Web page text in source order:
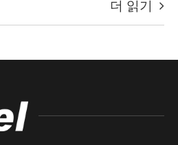
더 읽기